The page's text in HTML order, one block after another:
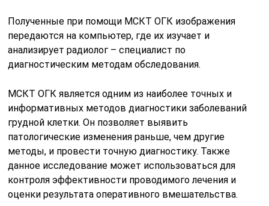
Полученные при помощи МСКТ ОГК изображения
передаются на компьютер, где их изучает и
анализирует радиолог – специалист по
диагностическим методам обследования.
МСКТ ОГК является одним из наиболее точных и
информативных методов диагностики заболеваний
грудной клетки. Он позволяет выявить
патологические изменения раньше, чем другие
методы, и провести точную диагностику. Также
данное исследование может использоваться для
контроля эффективности проводимого лечения и
оценки результата оперативного вмешательства.